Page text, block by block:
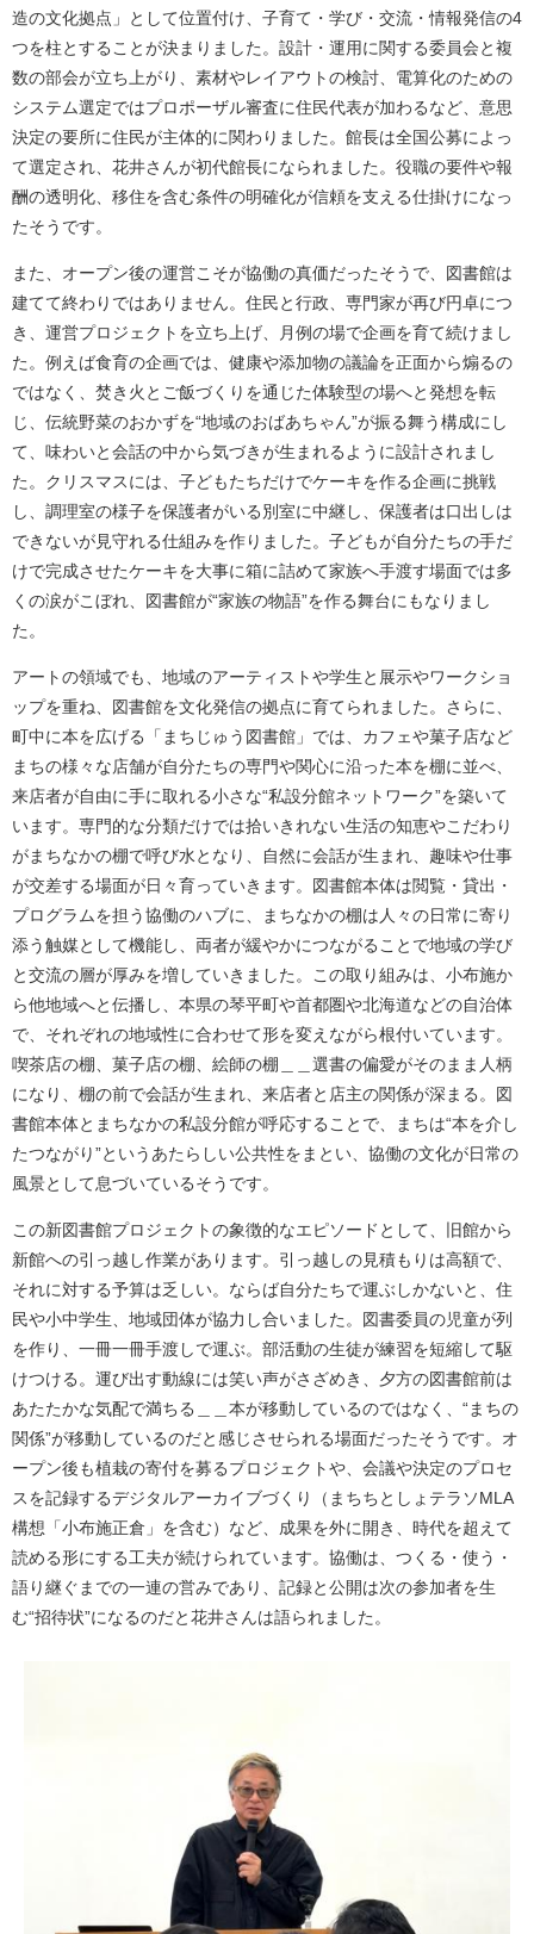
造の文化拠点」として位置付け、子育て・学び・交流・情報発信の4
つを柱とすることが決まりました。設計・運用に関する委員会と複
数の部会が立ち上がり、素材やレイアウトの検討、電算化のための
システム選定ではプロポーザル審査に住民代表が加わるなど、意思
決定の要所に住民が主体的に関わりました。館長は全国公募によっ
て選定され、花井さんが初代館長になられました。役職の要件や報
酬の透明化、移住を含む条件の明確化が信頼を支える仕掛けになっ
たそうです。
また、オープン後の運営こそが協働の真価だったそうで、図書館は
建てて終わりではありません。住民と行政、専門家が再び円卓につ
き、運営プロジェクトを立ち上げ、月例の場で企画を育て続けまし
た。例えば食育の企画では、健康や添加物の議論を正面から煽るの
ではなく、焚き火とご飯づくりを通じた体験型の場へと発想を転
じ、伝統野菜のおかずを“地域のおばあちゃん”が振る舞う構成にし
て、味わいと会話の中から気づきが生まれるように設計されまし
た。クリスマスには、子どもたちだけでケーキを作る企画に挑戦
し、調理室の様子を保護者がいる別室に中継し、保護者は口出しは
できないが見守れる仕組みを作りました。子どもが自分たちの手だ
けで完成させたケーキを大事に箱に詰めて家族へ手渡す場面では多
くの涙がこぼれ、図書館が“家族の物語”を作る舞台にもなりまし
た。
アートの領域でも、地域のアーティストや学生と展示やワークショ
ップを重ね、図書館を文化発信の拠点に育てられました。さらに、
町中に本を広げる「まちじゅう図書館」では、カフェや菓子店など
まちの様々な店舗が自分たちの専門や関心に沿った本を棚に並べ、
来店者が自由に手に取れる小さな“私設分館ネットワーク”を築いて
います。専門的な分類だけでは拾いきれない生活の知恵やこだわり
がまちなかの棚で呼び水となり、自然に会話が生まれ、趣味や仕事
が交差する場面が日々育っていきます。図書館本体は閲覧・貸出・
プログラムを担う協働のハブに、まちなかの棚は人々の日常に寄り
添う触媒として機能し、両者が緩やかにつながることで地域の学び
と交流の層が厚みを増していきました。この取り組みは、小布施か
ら他地域へと伝播し、本県の琴平町や首都圏や北海道などの自治体
で、それぞれの地域性に合わせて形を変えながら根付いています。
喫茶店の棚、菓子店の棚、絵師の棚＿＿選書の偏愛がそのまま人柄
になり、棚の前で会話が生まれ、来店者と店主の関係が深まる。図
書館本体とまちなかの私設分館が呼応することで、まちは“本を介し
たつながり”というあたらしい公共性をまとい、協働の文化が日常の
風景として息づいているそうです。
この新図書館プロジェクトの象徴的なエピソードとして、旧館から
新館への引っ越し作業があります。引っ越しの見積もりは高額で、
それに対する予算は乏しい。ならば自分たちで運ぶしかないと、住
民や小中学生、地域団体が協力し合いました。図書委員の児童が列
を作り、一冊一冊手渡しで運ぶ。部活動の生徒が練習を短縮して駆
けつける。運び出す動線には笑い声がさざめき、夕方の図書館前は
あたたかな気配で満ちる＿＿本が移動しているのではなく、“まちの
関係”が移動しているのだと感じさせられる場面だったそうです。オ
ープン後も植栽の寄付を募るプロジェクトや、会議や決定のプロセ
スを記録するデジタルアーカイブづくり（まちちとしょテラソMLA
構想「小布施正倉」を含む）など、成果を外に開き、時代を超えて
読める形にする工夫が続けられています。協働は、つくる・使う・
語り継ぐまでの一連の営みであり、記録と公開は次の参加者を生
む“招待状”になるのだと花井さんは語られました。